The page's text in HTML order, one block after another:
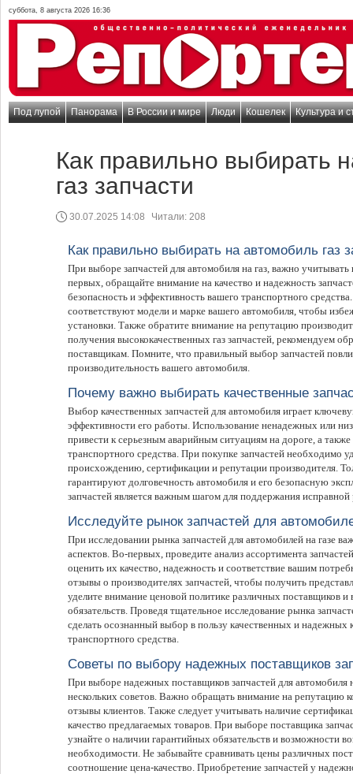
суббота, 8 августа 2026 16:36
Под лупой Панорама В России и мире Люди Кошелек Культура и
Как правильно выбирать
газ запчасти
30.07.2025 14:08 Читали: 208
Как правильно выбирать на автомобиль газ
При выборе запчастей для автомобиля на газ, важно
первых, обращайте внимание на качество и надежность
безопасность и эффективность вашего транспортного
соответствуют модели и марке вашего автомобиля, чтобы
установки. Также обратите внимание на репутацию
получения высококачественных газ запчастей, рекомендуем
поставщикам. Помните, что правильный выбор запчастей
производительность вашего автомобиля.
Почему важно выбирать качественные
Выбор качественных запчастей для автомобиля играет
эффективности его работы. Использование ненадежных или
привести к серьезным аварийным ситуациям на дороге, а также
транспортного средства. При покупке запчастей необходимо
происхождению, сертификации и репутации производителя.
гарантируют долговечность автомобиля и его безопасную
запчастей является важным шагом для поддержания исправной
Исследуйте рынок запчастей для
При исследовании рынка запчастей для автомобилей на газе
аспектов. Во-первых, проведите анализ ассортимента
оценить их качество, надежность и соответствие вашим
отзывы о производителях запчастей, чтобы получить
уделите внимание ценовой политике различных поставщиков
обязательств. Проведя тщательное исследование рынка
сделать осознанный выбор в пользу качественных и
транспортного средства.
Советы по выбору надежных поставщиков
При выборе надежных поставщиков запчастей для автомобиля
нескольких советов. Важно обращать внимание на репутацию
отзывы клиентов. Также следует учитывать наличие
качество предлагаемых товаров. При выборе поставщика
узнайте о наличии гарантийных обязательств и возможности
необходимости. Не забывайте сравнивать цены различных
соотношение цена-качество. Приобретение запчастей у